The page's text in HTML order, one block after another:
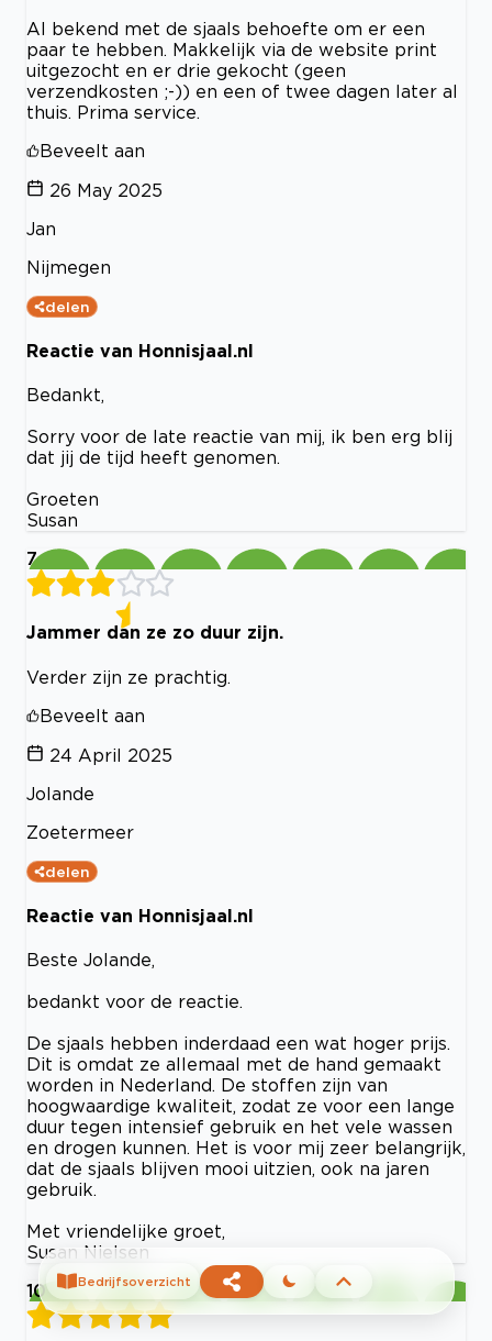
Al bekend met de sjaals behoefte om er een
paar te hebben. Makkelijk via de website print
uitgezocht en er drie gekocht (geen
verzendkosten ;-)) en een of twee dagen later al
thuis. Prima service.
Beveelt aan
26 May 2025
Jan
Nijmegen
delen
Reactie van Honnisjaal.nl
Bedankt,
Sorry voor de late reactie van mij, ik ben erg blij
dat jij de tijd heeft genomen.
Groeten
Susan
7
Jammer dan ze zo duur zijn.
Verder zijn ze prachtig.
Beveelt aan
24 April 2025
Jolande
Zoetermeer
delen
Reactie van Honnisjaal.nl
Beste Jolande,
bedankt voor de reactie.
De sjaals hebben inderdaad een wat hoger prijs.
Dit is omdat ze allemaal met de hand gemaakt
worden in Nederland. De stoffen zijn van
hoogwaardige kwaliteit, zodat ze voor een lange
duur tegen intensief gebruik en het vele wassen
en drogen kunnen. Het is voor mij zeer belangrijk,
dat de sjaals blijven mooi uitzien, ook na jaren
gebruik.
Met vriendelijke groet,
Susan Nielsen
10
Bedrijfsoverzicht